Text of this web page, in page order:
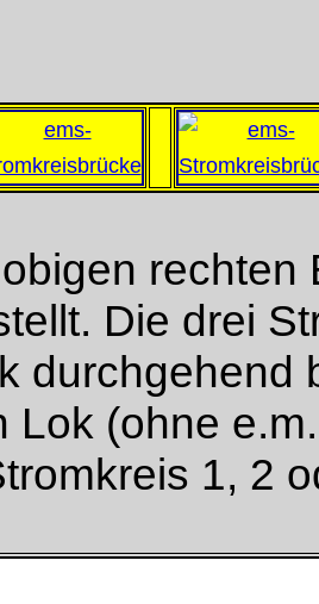
rechten
Die drei
durchgehend
Lok (ohne
1, 2